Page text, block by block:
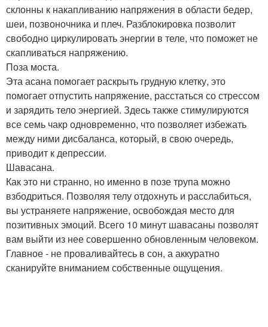
склонны к накапливанию напряжения в области бедер,
шеи, позвоночника и плеч. Разблокировка позволит
свободно циркулировать энергии в теле, что поможет не
скапливаться напряжению.
Поза моста.
Эта асана помогает раскрыть грудную клетку, это
помогает отпустить напряжение, расстаться со стрессом
и зарядить тело энергией. Здесь также стимулируются
все семь чакр одновременно, что позволяет избежать
между ними дисбаланса, который, в свою очередь,
приводит к депрессии.
Шавасана.
Как это ни странно, но именно в позе трупа можно
взбодриться. Позволяя телу отдохнуть и расслабиться,
вы устраняете напряжение, освобождая место для
позитивных эмоций. Всего 10 минут шавасаны позволят
вам выйти из нее совершенно обновленным человеком.
Главное - не проваливайтесь в сон, а аккуратно
сканируйте вниманием собственные ощущения.